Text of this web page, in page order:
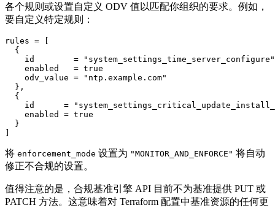
各个规则或设置自定义 ODV 值以匹配你组织的要求。例如，
要自定义特定规则：
rules = [
  {
    id        = "system_settings_time_server_configure"
    enabled   = true
    odv_value = "ntp.example.com"
  },
  {
id      =
    enabled = true
  }
将 enforcement_mode 设置为 "MONITOR_AND_ENFORCE" 将自动
修正不合规的设置。
值得注意的是，合规基准引擎 API 目前不为基准提供 PUT 或
PATCH 方法。这意味着对 Terraform 配置中基准资源的任何更